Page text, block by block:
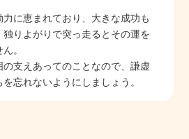
に恵まれており、大きな成功も
りよがりで突っ走るとその運を
。
支えあってのことなので、謙虚
忘れないようにしましょう。